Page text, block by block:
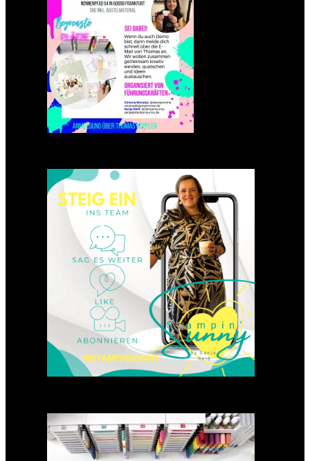
Einsteigen 2025 im Team
Stampin‘ Sunny
23. Januar 2025
GANZ NEU: Scrapbooking
Club 2025